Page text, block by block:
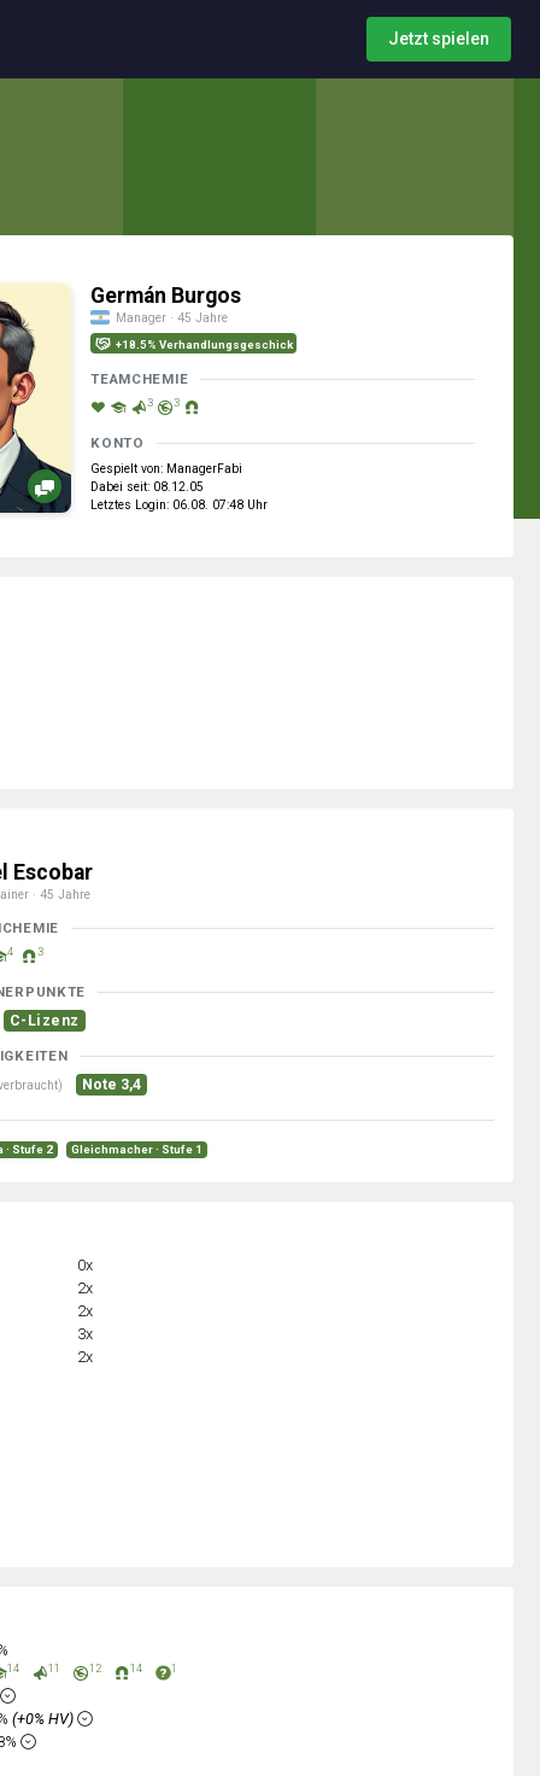
Jetzt spielen
Germán Burgos
Manager · 45 Jahre
+18.5% Verhandlungsgeschick
TEAMCHEMIE
3 3
KONTO
Gespielt von: ManagerFabi
Dabei seit: 08.12.05
Letztes Login: 06.08. 07:48 Uhr
14 11 12 14 1
(+0% HV)
Escobar
· 45 Jahre
4 3
C-Lizenz
Note 3,4
· Stufe 2 Gleichmacher · Stufe 1
0x
2x
2x
3x
2x